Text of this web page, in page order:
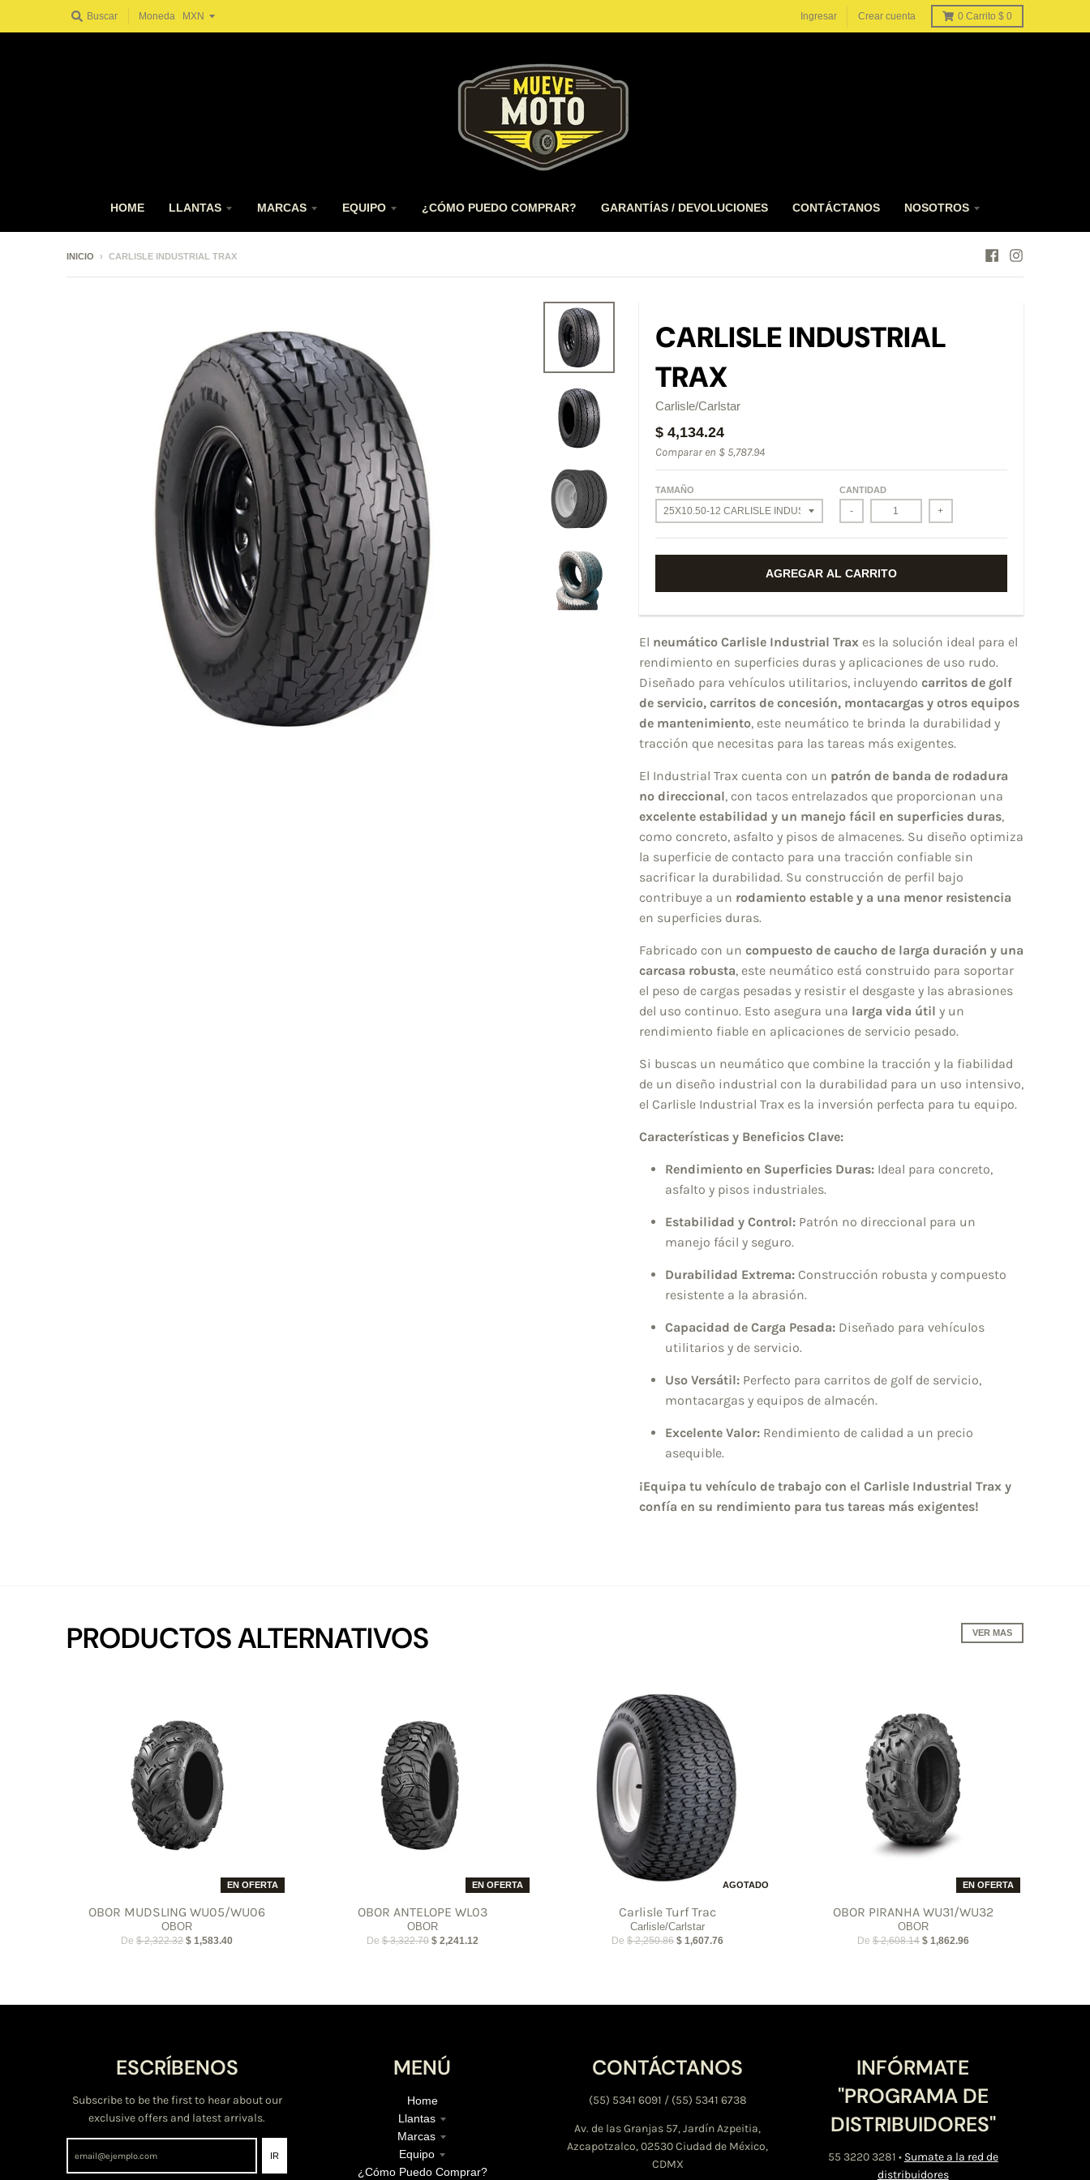
Buscar Moneda Ingresar Crear cuenta 0 Carrito $ 0
HOME LLANTAS MARCAS EQUIPO ¿CÓMO PUEDO COMPRAR? GARANTÍAS / DEVOLUCIONES CONTÁCTANOS NOSOTROS
INICIO › CARLISLE INDUSTRIAL TRAX
CARLISLE INDUSTRIAL
TRAX
Carlisle/Carlstar
$ 4,134.24
Comparar en $ 5,787.94
TAMAÑO CANTIDAD
- +
AGREGAR AL CARRITO
El neumático Carlisle Industrial Traxes la solución ideal para el
rendimiento en superficies duras y aplicaciones de uso rudo.
Diseñado para vehículos utilitarios, incluyendo carritos de golf
de servicio, carritos de concesión, montacargas y otros equipos
de mantenimiento, este neumático te brinda la durabilidad y
tracción que necesitas para las tareas más exigentes.
El Industrial Trax cuenta con un patrón de banda de rodadura
no direccional, con tacos entrelazados que proporcionan una
excelente estabilidad y un manejo fácil en superficies duras,
como concreto, asfalto y pisos de almacenes. Su diseño optimiza
la superficie de contacto para una tracción confiable sin
sacrificar la durabilidad. Su construcción de perfil bajo
contribuye a un rodamiento estable y a una menor resistencia
en superficies duras.
Fabricado con un compuesto de caucho de larga duración y una
carcasa robusta, este neumático está construido para soportar
el peso de cargas pesadas y resistir el desgaste y las abrasiones
del uso continuo. Esto asegura una larga vida útil y un
rendimiento fiable en aplicaciones de servicio pesado.
Si buscas un neumático que combine la tracción y la fiabilidad
de un diseño industrial con la durabilidad para un uso intensivo,
el Carlisle Industrial Trax es la inversión perfecta para tu equipo.
Características y Beneficios Clave:
Rendimiento en Superficies Duras:Ideal para concreto,
asfalto y pisos industriales.
Estabilidad y Control:Patrón no direccional para un
manejo fácil y seguro.
Durabilidad Extrema:Construcción robusta y compuesto
resistente a la abrasión.
Capacidad de Carga Pesada:Diseñado para vehículos
utilitarios y de servicio.
Uso Versátil:Perfecto para carritos de golf de servicio,
montacargas y equipos de almacén.
Excelente Valor:Rendimiento de calidad a un precio
asequible.
¡Equipa tu vehículo de trabajo con el Carlisle Industrial Trax y
confía en su rendimiento para tus tareas más exigentes!
PRODUCTOS ALTERNATIVOS VER MAS
EN OFERTA
OBOR MUDSLING WU05/WU06
OBOR
De $ 2,322.32 $ 1,583.40
EN OFERTA
OBOR ANTELOPE WL03
OBOR
De $ 3,322.70 $ 2,241.12
AGOTADO
Carlisle Turf Trac
Carlisle/Carlstar
De $ 2,250.86 $ 1,607.76
EN OFERTA
OBOR PIRANHA WU31/WU32
OBOR
De $ 2,608.14 $ 1,862.96
ESCRÍBENOS
Subscribe to be the first to hear about our
exclusive offers and latest arrivals.
IR
MENÚ
Home
Llantas
Marcas
Equipo
¿Cómo Puedo Comprar?
CONTÁCTANOS
(55) 5341 6091 / (55) 5341 6738
Av. de las Granjas 57, Jardín Azpeitia,
Azcapotzalco, 02530 Ciudad de México,
CDMX
INFÓRMATE
"PROGRAMA DE
DISTRIBUIDORES"
55 3220 3281 • Sumate a la red de
distribuidores